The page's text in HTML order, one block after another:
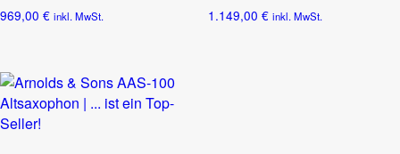
969,00 € inkl. MwSt. 1.149,00 € inkl. MwSt.